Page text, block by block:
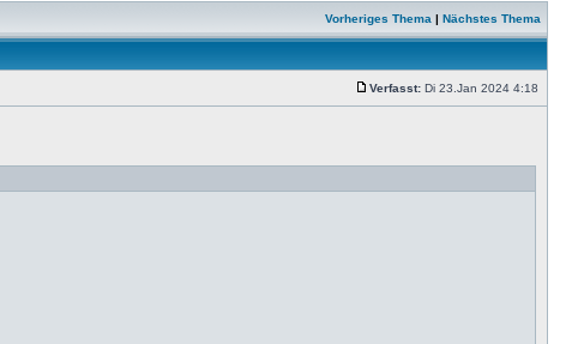
Vorheriges Thema | Nächstes Thema
Verfasst: Di 23.Jan 2024 4:18